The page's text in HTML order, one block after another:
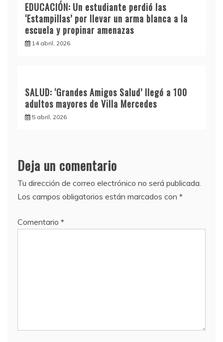
EDUCACIÓN: Un estudiante perdió las
‘Estampillas’ por llevar un arma blanca a la
escuela y propinar amenazas
14 abril, 2026
SALUD: ‘Grandes Amigos Salud’ llegó a 100
adultos mayores de Villa Mercedes
5 abril, 2026
Deja un comentario
Tu dirección de correo electrónico no será publicada.
Los campos obligatorios están marcados con *
Comentario *